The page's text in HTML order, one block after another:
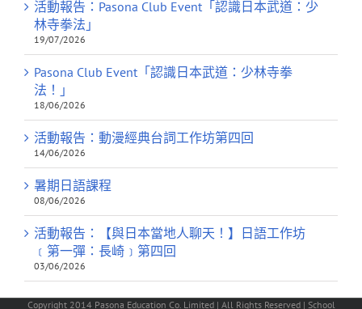
活動報告：Pasona Club Event「認識日本武道：少
林寺拳法」
19/07/2026
Pasona Club Event「認識日本武道：少林寺拳
法！」
18/06/2026
活動報告：動漫經典台詞工作坊第四回
14/06/2026
暑期日語課程
08/06/2026
活動報告：【與日本當地人聊天！】日語工作坊
﹝第一彈：長崎﹞第四回
03/06/2026
Copyright 2014 Pasona Education Co. Limited | All Rights Reserved | School